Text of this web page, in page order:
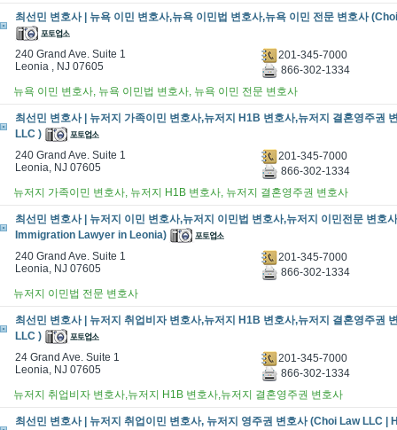
최선민 변호사 | 뉴욕 이민 변호사,뉴욕 이민법 변호사,뉴욕 이민 전문 변호사
240 Grand Ave. Suite 1
Leonia , NJ 07605
201-345-7000
866-302-1334
뉴욕 이민 변호사, 뉴욕 이민법 변호사, 뉴욕 이민 전문 변호사
최선민 변호사 | 뉴저지 가족이민 변호사,뉴저지 H1B 변호사,뉴저지 결혼영주권
LLC )
240 Grand Ave. Suite 1
Leonia, NJ 07605
201-345-7000
866-302-1334
뉴저지 가족이민 변호사, 뉴저지 H1B 변호사, 뉴저지 결혼영주권 변호사
최선민 변호사 | 뉴저지 이민 변호사,뉴저지 이민법 변호사,뉴저지 이민전문 변호
Immigration Lawyer in Leonia)
240 Grand Ave. Suite 1
Leonia, NJ 07605
201-345-7000
866-302-1334
뉴저지 이민법 전문 변호사
최선민 변호사 | 뉴저지 취업비자 변호사,뉴저지 H1B 변호사,뉴저지 결혼영주권
LLC )
24 Grand Ave. Suite 1
Leonia, NJ 07605
201-345-7000
866-302-1334
뉴저지 취업비자 변호사,뉴저지 H1B 변호사,뉴저지 결혼영주권 변호사
최선민 변호사 | 뉴저지 취업이민 변호사, 뉴저지 영주권 변호사 (Choi Law LLC |